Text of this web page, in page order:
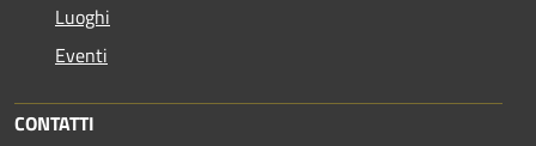
Luoghi
Eventi
CONTATTI